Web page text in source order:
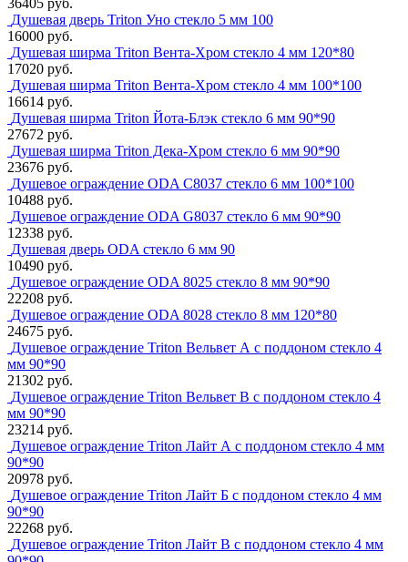
Душевая дверь Triton Уно стекло 5 мм 100
16000 руб.
Душевая ширма Triton Вента-Хром стекло 4 мм 120*80
17020 руб.
Душевая ширма Triton Вента-Хром стекло 4 мм 100*100
16614 руб.
Душевая ширма Triton Йота-Блэк стекло 6 мм 90*90
27672 руб.
Душевая ширма Triton Дека-Хром стекло 6 мм 90*90
23676 руб.
Душевое ограждение ODA C8037 стекло 6 мм 100*100
10488 руб.
Душевое ограждение ODA G8037 стекло 6 мм 90*90
12338 руб.
Душевая дверь ODA стекло 6 мм 90
10490 руб.
Душевое ограждение ODA 8025 стекло 8 мм 90*90
22208 руб.
Душевое ограждение ODA 8028 стекло 8 мм 120*80
24675 руб.
Душевое ограждение Triton Вельвет А с поддоном стекло 4
мм 90*90
21302 руб.
Душевое ограждение Triton Вельвет В с поддоном стекло 4
мм 90*90
23214 руб.
Душевое ограждение Triton Лайт А с поддоном стекло 4 мм
90*90
20978 руб.
Душевое ограждение Triton Лайт Б с поддоном стекло 4 мм
90*90
22268 руб.
Душевое ограждение Triton Лайт В с поддоном стекло 4 мм